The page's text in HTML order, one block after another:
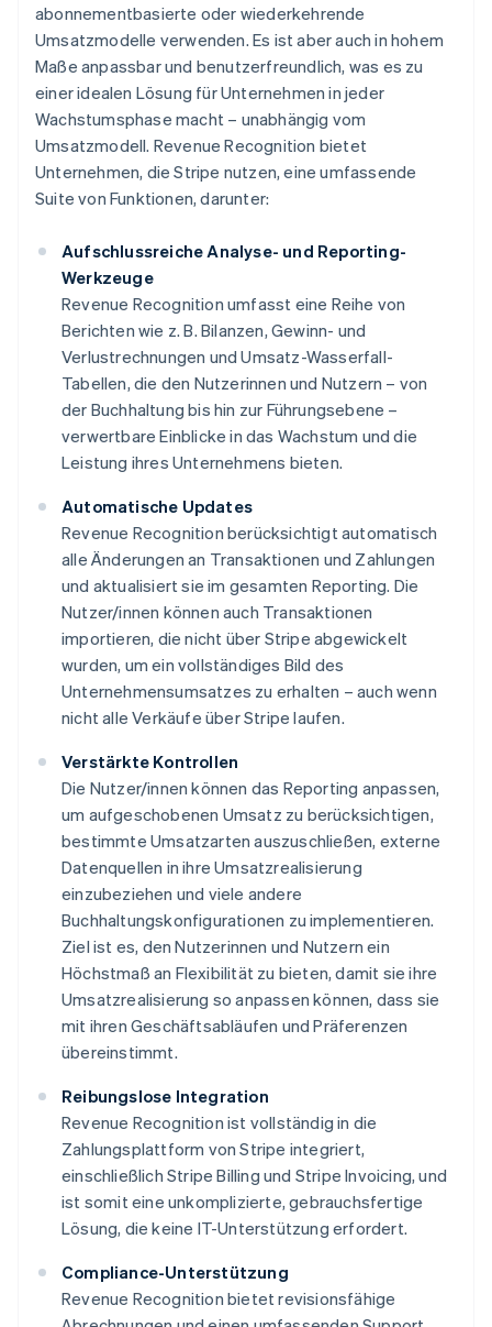
abonnementbasierte oder wiederkehrende
Umsatzmodelle verwenden. Es ist aber auch in hohem
Maße anpassbar und benutzerfreundlich, was es zu
einer idealen Lösung für Unternehmen in jeder
Wachstumsphase macht – unabhängig vom
Umsatzmodell. Revenue Recognition bietet
Unternehmen, die Stripe nutzen, eine umfassende
Suite von Funktionen, darunter:
Aufschlussreiche Analyse- und Reporting-
Werkzeuge
Revenue Recognition umfasst eine Reihe von
Berichten wie z. B. Bilanzen, Gewinn- und
Verlustrechnungen und Umsatz-Wasserfall-
Tabellen, die den Nutzerinnen und Nutzern – von
der Buchhaltung bis hin zur Führungsebene –
verwertbare Einblicke in das Wachstum und die
Leistung ihres Unternehmens bieten.
Automatische Updates
Revenue Recognition berücksichtigt automatisch
alle Änderungen an Transaktionen und Zahlungen
und aktualisiert sie im gesamten Reporting. Die
Nutzer/innen können auch Transaktionen
importieren, die nicht über Stripe abgewickelt
wurden, um ein vollständiges Bild des
Unternehmensumsatzes zu erhalten – auch wenn
nicht alle Verkäufe über Stripe laufen.
Verstärkte Kontrollen
Die Nutzer/innen können das Reporting anpassen,
um aufgeschobenen Umsatz zu berücksichtigen,
bestimmte Umsatzarten auszuschließen, externe
Datenquellen in ihre Umsatzrealisierung
einzubeziehen und viele andere
Buchhaltungskonfigurationen zu implementieren.
Ziel ist es, den Nutzerinnen und Nutzern ein
Höchstmaß an Flexibilität zu bieten, damit sie ihre
Umsatzrealisierung so anpassen können, dass sie
mit ihren Geschäftsabläufen und Präferenzen
übereinstimmt.
Reibungslose Integration
Revenue Recognition ist vollständig in die
Zahlungsplattform von Stripe integriert,
einschließlich Stripe Billing und Stripe Invoicing, und
ist somit eine unkomplizierte, gebrauchsfertige
Lösung, die keine IT-Unterstützung erfordert.
Compliance-Unterstützung
Revenue Recognition bietet revisionsfähige